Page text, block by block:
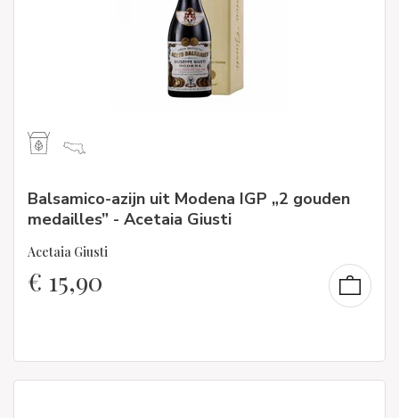
Balsamico-azijn uit Modena IGP „2 gouden
medailles” - Acetaia Giusti
Acetaia Giusti
€ 15,90